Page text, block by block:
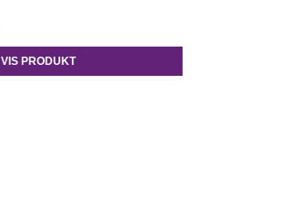
VIS PRODUKT